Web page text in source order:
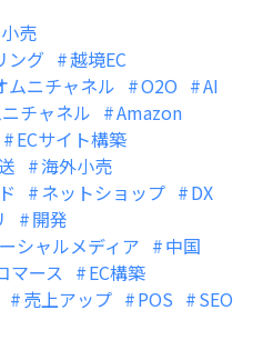
小売
ング
越境EC
ムニチャネル O2O
AI
チャネル
Amazon
ECサイト構築
海外小売
ネットショップ
DX
開発
シャルメディア
中国
マース
EC構築
売上アップ POS
SEO